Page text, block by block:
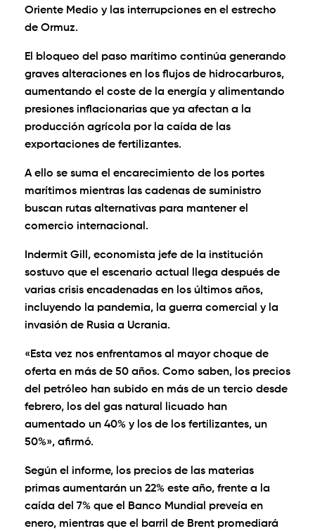
Oriente Medio y las interrupciones en el estrecho
de Ormuz.
El bloqueo del paso marítimo continúa generando
graves alteraciones en los flujos de hidrocarburos,
aumentando el coste de la energía y alimentando
presiones inflacionarias que ya afectan a la
producción agrícola por la caída de las
exportaciones de fertilizantes.
A ello se suma el encarecimiento de los portes
marítimos mientras las cadenas de suministro
buscan rutas alternativas para mantener el
comercio internacional.
Indermit Gill, economista jefe de la institución
sostuvo que el escenario actual llega después de
varias crisis encadenadas en los últimos años,
incluyendo la pandemia, la guerra comercial y la
invasión de Rusia a Ucrania.
«Esta vez nos enfrentamos al mayor choque de
oferta en más de 50 años. Como saben, los precios
del petróleo han subido en más de un tercio desde
febrero, los del gas natural licuado han
aumentado un 40% y los de los fertilizantes, un
50%», afirmó.
Según el informe, los precios de las materias
primas aumentarán un 22% este año, frente a la
caída del 7% que el Banco Mundial preveía en
enero, mientras que el barril de Brent promediará